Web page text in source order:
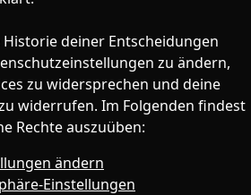
Historie deiner Entscheidungen
zu ändern,
zu widersprechen und deine
widerrufen. Im Folgenden findest
Rechte auszuüben:
ändern
Einstellungen